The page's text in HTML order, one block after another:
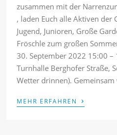
zusammen mit der
, laden Euch alle Aktiven der
Jugend, Junioren, Große
Fröschle zum großen
30. September 2022 15:00
Turnhalle Berghofer Straße,
Wetter drinnen).
MEHR ERFAHREN ›